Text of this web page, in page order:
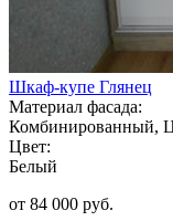
Шкаф-купе Глянец
Материал фасада:
Комбинированный,
Цвет:
Белый
от 84 000 руб.